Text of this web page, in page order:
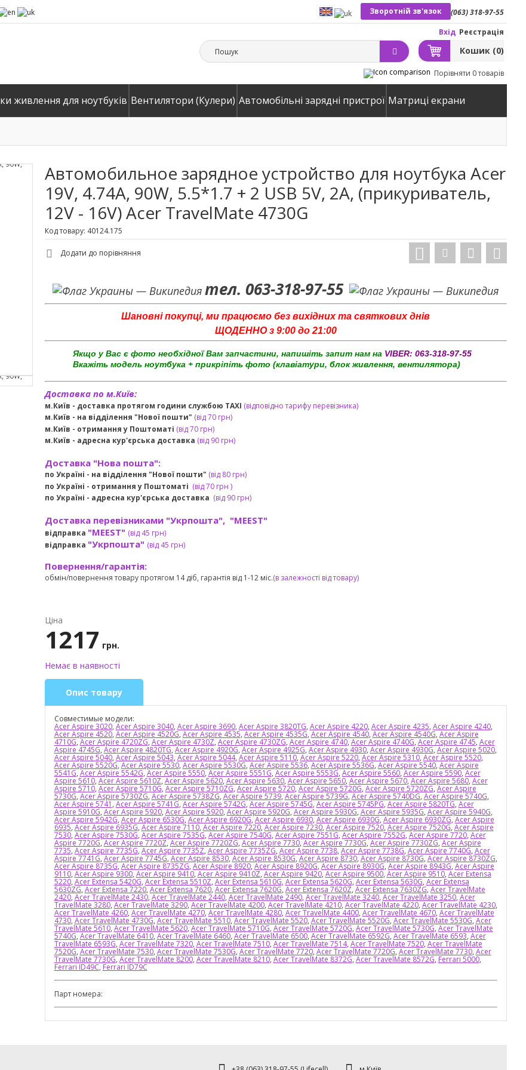
(063) 318-97-55
Зворотній зв'язок
Вхід Реєстрація
Кошик (0)
Порівняти 0 товарів
живлення для ноутбуків Вентилятори (Кулери) Автомобільні зарядні пристрої Матриці екрани
Автомобильное зарядное устройство для ноутбука Acer
19V, 4.74A, 90W, 5.5*1.7 + 2 USB 5V, 2A, (прикуриватель,
12V - 16V) Acer TravelMate 4730G
Код товару: 40124.175
Додати до порівняння
тел. 063-318-97-55
Шановні покупці, ми працюємо без вихідних та святкових днів
ЩОДЕННО з 9:00 до 21:00
Якщо у Вас є фото необхідної Вам запчастини, напишіть запит нам на VIBER: 063-318-97-55
Вкажіть модель ноутбука + прикріпіть фото (клавіатури, блок живлення, вентилятора)
Доставка по м.Київ:
м.Київ - доставка протягом години службою TAXI (відповідно тарифу перевізника)
м.Київ - на відділення "Нової пошти" (від 70 грн)
м.Київ - отримання у Поштоматі (від 70 грн)
м.Київ - адресна кур'єрська доставка (від90 грн)
Доставка "Нова пошта":
по Україні - на відділення "Нової пошти" (від 80 грн)
по Україні - отримання у Поштоматі (від 70 грн )
по Україні - адресна кур'єрська доставка (від90 грн)
Доставка перевізниками "Укрпошта", "MEEST"
відправка "MEEST" (від 45 грн)
відправка "Укрпошта" (від 45 грн)
Повернення/гарантія:
обмін/повернення товару протягом 14 діб, гарантія від 1-12 міс.(в залежності від товару)
Ціна
1217 грн.
Немає в наявності
Опис товару
Совместимые модели:
Acer Aspire 3020, Acer Aspire 3040, Acer Aspire 3690, Acer Aspire 3820TG, Acer Aspire 4220, Acer Aspire 4235, Acer Aspire 4240,
Acer Aspire 4520, Acer Aspire 4520G, Acer Aspire 4535, Acer Aspire 4535G, Acer Aspire 4540, Acer Aspire 4540G, Acer Aspire
4710G, Acer Aspire 4720ZG, Acer Aspire 4730Z, Acer Aspire 4730ZG, Acer Aspire 4740, Acer Aspire 4740G, Acer Aspire 4745, Acer
Aspire 4745G, Acer Aspire 4820TG, Acer Aspire 4920G, Acer Aspire 4925G, Acer Aspire 4930, Acer Aspire 4930G, Acer Aspire 5020,
Acer Aspire 5040, Acer Aspire 5043, Acer Aspire 5044, Acer Aspire 5110, Acer Aspire 5220, Acer Aspire 5310, Acer Aspire 5520,
Acer Aspire 5520G, Acer Aspire 5530, Acer Aspire 5530G, Acer Aspire 5536, Acer Aspire 5536G, Acer Aspire 5540, Acer Aspire
5541G, Acer Aspire 5542G, Acer Aspire 5550, Acer Aspire 5551G, Acer Aspire 5553G, Acer Aspire 5560, Acer Aspire 5590, Acer
Aspire 5610, Acer Aspire 5610Z, Acer Aspire 5620, Acer Aspire 5630, Acer Aspire 5650, Acer Aspire 5670, Acer Aspire 5680, Acer
Aspire 5710, Acer Aspire 5710G, Acer Aspire 5710ZG, Acer Aspire 5720, Acer Aspire 5720G, Acer Aspire 5720ZG, Acer Aspire
5730G, Acer Aspire 5730ZG, Acer Aspire 5738ZG, Acer Aspire 5739, Acer Aspire 5739G, Acer Aspire 5740DG, Acer Aspire 5740G,
Acer Aspire 5741 , Acer Aspire 5741G, Acer Aspire 5742G, Acer Aspire 5745G, Acer Aspire 5745PG, Acer Aspire 5820TG, Acer
Aspire 5910G, Acer Aspire 5920, Acer Aspire 5920, Acer Aspire 5920G, Acer Aspire 5930G, Acer Aspire 5935G, Acer Aspire 5940G,
Acer Aspire 5942G, Acer Aspire 6530G, Acer Aspire 6920G,Acer Aspire 6930, Acer Aspire 6930G, Acer Aspire 6930ZG,Acer Aspire
6935, Acer Aspire 6935G, Acer Aspire 7110, Acer Aspire 7220, Acer Aspire 7230, Acer Aspire 7520, Acer Aspire 7520G, Acer Aspire
7530, Acer Aspire 7530G, Acer Aspire 7535G, Acer Aspire 7540G, Acer Aspire 7551G, Acer Aspire 7552G, Acer Aspire 7720, Acer
Aspire 7720G, Acer Aspire 7720Z,Acer Aspire 7720ZG, Acer Aspire 7730,Acer Aspire 7730G,Acer Aspire 7730ZG, Acer Aspire
7735, Acer Aspire 7735G, Acer Aspire 7735Z, Acer Aspire 7735ZG, Acer Aspire 7738, Acer Aspire 7738G, Acer Aspire 7740G, Acer
Aspire 7741G, Acer Aspire 7745G, Acer Aspire 8530, Acer Aspire 8530G, Acer Aspire 8730, Acer Aspire 8730G, Acer Aspire 8730ZG,
Acer Aspire 8735G, Acer Aspire 8735ZG, Acer Aspire 8920, Acer Aspire 8920G, Acer Aspire 8930G,Acer Aspire 8943G,Acer Aspire
9110, Acer Aspire 9300, Acer Aspire 9410, Acer Aspire 9410Z, Acer Aspire 9420, Acer Aspire 9500, Acer Aspire 9510, Acer Extensa
5220, Acer Extensa 5420G, Acer Extensa 5510Z, Acer Extensa 5610G, Acer Extensa 5620G, Acer Extensa 5630G, Acer Extensa
5630ZG, Acer Extensa 7220, Acer Extensa 7620, Acer Extensa 7620G, Acer Extensa 7620Z, Acer Extensa 7630ZG, Acer TravelMate
2420, Acer TravelMate 2430, Acer TravelMate 2440, Acer TravelMate 2490, Acer TravelMate 3240, Acer TravelMate 3250, Acer
TravelMate 3280, Acer TravelMate 3290, Acer TravelMate 4200, Acer TravelMate 4210, Acer TravelMate 4220, Acer TravelMate 4230,
Acer TravelMate 4260, Acer TravelMate 4270, Acer TravelMate 4280, Acer TravelMate 4400, Acer TravelMate 4670, Acer TravelMate
4730, Acer TravelMate 4730G, Acer TravelMate 5510, Acer TravelMate 5520, Acer TravelMate 5520G, Acer TravelMate 5530G, Acer
TravelMate 5610, Acer TravelMate 5620, Acer TravelMate 5710G, Acer TravelMate 5720G, Acer TravelMate 5730G, Acer TravelMate
5740G, Acer TravelMate 6410, Acer TravelMate 6460, Acer TravelMate 6500, Acer TravelMate 6592G, Acer TravelMate 6593, Acer
TravelMate 6593G, Acer TravelMate 7320, Acer TravelMate 7510, Acer TravelMate 7514, Acer TravelMate 7520, Acer TravelMate
7520G, Acer TravelMate 7530, Acer TravelMate 7530G, Acer TravelMate 7720, Acer TravelMate 7720G, Acer TravelMate 7730, Acer
TravelMate 7730G, Acer TravelMate 8200, Acer TravelMate 8210, Acer TravelMate 8372G, Acer TravelMate 8572G, Ferrari 5000,
Ferrari ID49C, Ferrari ID79C
Парт номера: